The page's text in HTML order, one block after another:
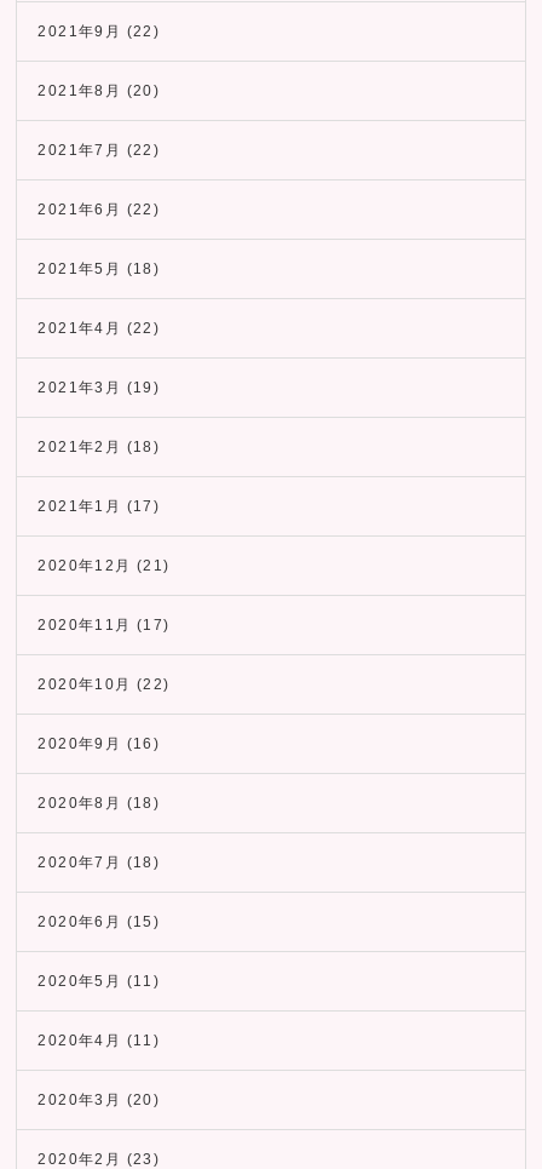
2021年9月 (22)
2021年8月 (20)
2021年7月 (22)
2021年6月 (22)
2021年5月 (18)
2021年4月 (22)
2021年3月 (19)
2021年2月 (18)
2021年1月 (17)
2020年12月 (21)
2020年11月 (17)
2020年10月 (22)
2020年9月 (16)
2020年8月 (18)
2020年7月 (18)
2020年6月 (15)
2020年5月 (11)
2020年4月 (11)
2020年3月 (20)
2020年2月 (23)